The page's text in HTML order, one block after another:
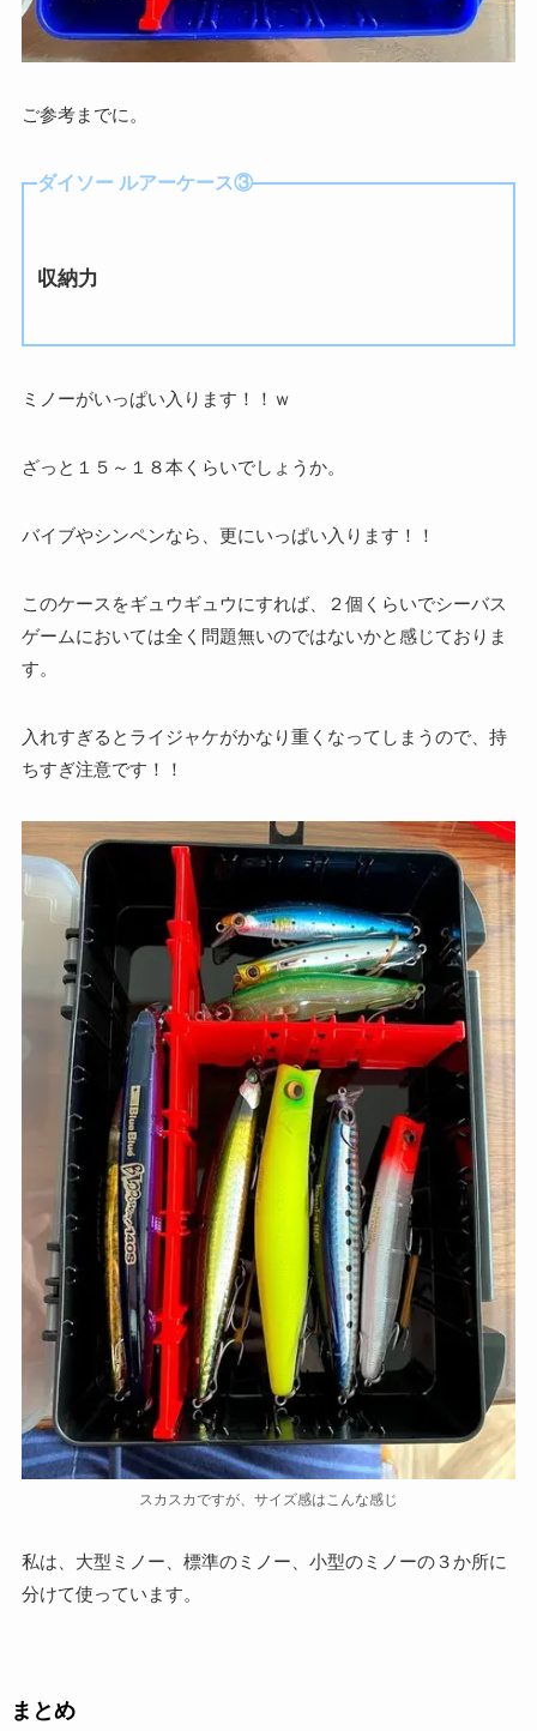
ご参考までに。
ダイソー ルアーケース③
収納力
ミノーがいっぱい入ります！！ｗ
ざっと１５～１８本くらいでしょうか。
バイブやシンペンなら、更にいっぱい入ります！！
このケースをギュウギュウにすれば、２個くらいでシーバス
ゲームにおいては全く問題無いのではないかと感じておりま
す。
入れすぎるとライジャケがかなり重くなってしまうので、持
ちすぎ注意です！！
スカスカですが、サイズ感はこんな感じ
私は、大型ミノー、標準のミノー、小型のミノーの３か所に
分けて使っています。
まとめ